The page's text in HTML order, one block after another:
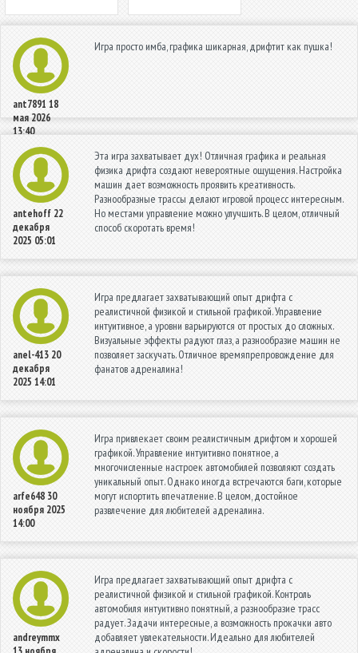
ant7891 18
мая 2026
13:40
Игра просто имба, графика шикарная, дрифтит как пушка!
antehoff 22
декабря
2025 05:01
Эта игра захватывает дух! Отличная графика и реальная
физика дрифта создают невероятные ощущения. Настройка
машин дает возможность проявить креативность.
Разнообразные трассы делают игровой процесс интересным.
Но местами управление можно улучшить. В целом, отличный
способ скоротать время!
anel-413 20
декабря
2025 14:01
Игра предлагает захватывающий опыт дрифта с
реалистичной физикой и стильной графикой. Управление
интуитивное, а уровни варьируются от простых до сложных.
Визуальные эффекты радуют глаз, а разнообразие машин не
позволяет заскучать. Отличное времяпрепровождение для
фанатов адреналина!
arfe648 30
ноября 2025
14:00
Игра привлекает своим реалистичным дрифтом и хорошей
графикой. Управление интуитивно понятное, а
многочисленные настроек автомобилей позволяют создать
уникальный опыт. Однако иногда встречаются баги, которые
могут испортить впечатление. В целом, достойное
развлечение для любителей адреналина.
andreymmx
Игра предлагает захватывающий опыт дрифта с
реалистичной физикой и стильной графикой. Контроль
автомобиля интуитивно понятный, а разнообразие трасс
радует. Задачи интересные, а возможность прокачки авто
добавляет увлекательности. Идеально для любителей